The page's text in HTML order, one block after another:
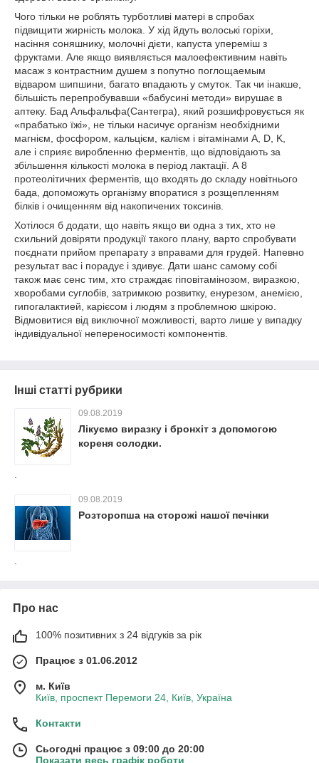
Чого тільки не роблять турботливі матері в спробах
підвищити жирність молока. У хід йдуть волоські горіхи,
насіння соняшнику, молочні дієти, капуста упереміш з
фруктами. Але якщо виявляється малоефективним навіть
масаж з контрастним душем з попутно поглощаемым
відваром шипшини, багато впадають у смуток. Так чи інакше,
більшість перепробувавши «бабусині методи» вирушає в
аптеку. Бад Альфальфа(Сантегра), який розшифровується як
«прабатько їжі», не тільки насичує організм необхідними
магнієм, фосфором, кальцієм, калієм і вітамінами A, D, K,
але і сприяє виробленню ферментів, що відповідають за
збільшення кількості молока в період лактації. А 8
протеолітичних ферментів, що входять до складу новітнього
бада, допоможуть організму впоратися з розщепленням
білків і очищенням від накопичених токсинів.
Хотілося б додати, що навіть якщо ви одна з тих, хто не
схильний довіряти продукції такого плану, варто спробувати
поєднати прийом препарату з вправами для грудей. Напевно
результат вас і порадує і здивує. Дати шанс самому собі
також має сенс тим, хто страждає гіповітамінозом, виразкою,
хворобами суглобів, затримкою розвитку, енурезом, анемією,
гипогалактией, карієсом і людям з проблемною шкірою.
Відмовитися від виключної можливості, варто лише у випадку
індивідуальної непереносимості компонентів.
Інші статті рубрики
09.08.2019
Лікуємо виразку і бронхіт з допомогою
кореня солодки.
09.08.2019
Розторопша на сторожі нашої печінки
Про нас
100% позитивних з 24 відгуків за рік
Працює з 01.06.2012
м. Київ
Київ, проспект Перемоги 24, Київ, Україна
Контакти
Сьогодні працює з 09:00 до 20:00
Показати весь графік роботи